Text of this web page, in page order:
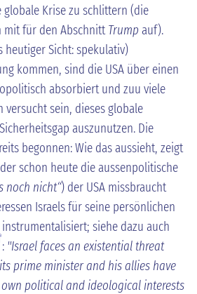
Krise zu schlittern (die
für den AbschnittTrump auf).
heutiger Sicht: spekulativ)
kommen, sind die USA über einen
absorbiert und zuu viele
versucht sein, dieses globale
auszunutzen. Die
begonnen: Wie das aussieht, zeigt
schon heute die aussenpolitische
noch nicht“) der USA missbraucht
Israels für seine persönlichen
siehe dazu auch
: "Israel faces an existential threat
prime minister and his allies have
political and ideological interests